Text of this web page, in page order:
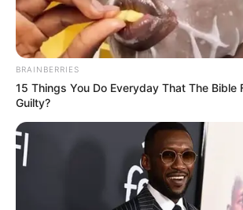
BRAINBERRIES
15 Things You Do Everyday That The Bible
Guilty?